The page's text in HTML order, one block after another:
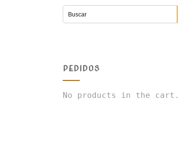
PEDIDOS
No products in the cart.